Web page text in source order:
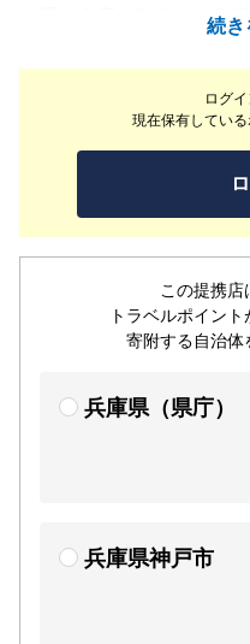
ログ
現在保有してい
この提携
トラベルポイント
寄附する自治体
兵庫県（県庁）
兵庫県神戸市
を運ぶ本店の魅力をお気
「人丸花壇 鯛庵」では、
の和食・割烹料理をご提
続き